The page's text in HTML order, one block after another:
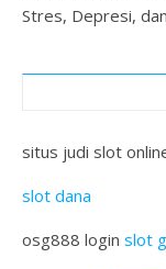
Stres, Depresi,
situs judi slot
slot dana
osg888 login slot